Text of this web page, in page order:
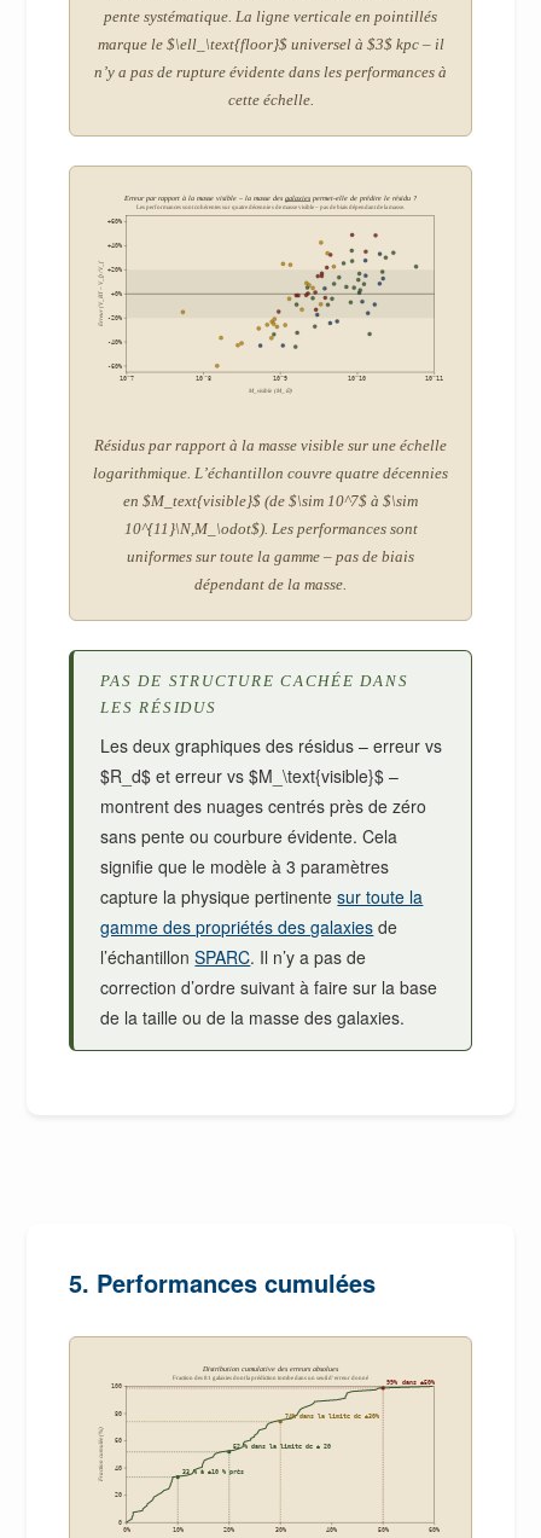
pente systématique. La ligne verticale en pointillés
marque le $\ell_\text{floor}$ universel à $3$ kpc – il
n’y a pas de rupture évidente dans les performances à
cette échelle.
Erreur par rapport à la masse visible – la masse desgalaxiespermet-elle de prédire le résidu ?
Les performances sont cohérentes sur quatre décennies de masse visible – pas de biais dépendant de la masse.
10^7 10^8 10^9 10^10 10^11
-60%
-40%
-20%
+0%
+20%
+40%
+60%
M_visible (M_⊙)
Erreur (V_BT – V_f) / V_f
Résidus par rapport à la masse visible sur une échelle
logarithmique. L’échantillon couvre quatre décennies
en $M_text{visible}$ (de $\sim 10^7$ à $\sim
10^{11}\N,M_\odot$). Les performances sont
uniformes sur toute la gamme – pas de biais
dépendant de la masse.
PAS DE STRUCTURE CACHÉE DANS
LES RÉSIDUS
Les deux graphiques des résidus – erreur vs
$R_d$ et erreur vs $M_\text{visible}$ –
montrent des nuages centrés près de zéro
sans pente ou courbure évidente. Cela
signifie que le modèle à 3 paramètres
capture la physique pertinentesur toute la
gamme des propriétés des galaxies de
l’échantillonSPARC. Il n’y a pas de
correction d’ordre suivant à faire sur la base
de la taille ou de la masse des galaxies.
5. Performances cumulées
Distribution cumulative des erreurs absolues
Fraction des 81 galaxies dont la prédiction tombe dans un seuil d’erreur donné
0% 10% 20% 30% 40% 50% 60%
0
20
40
60
80
100
33 % à ±10 % près
52 % dans la limite de ± 20
74% dans la limite de ±30%
99% dans ±50%
Fraction cumulée (%)